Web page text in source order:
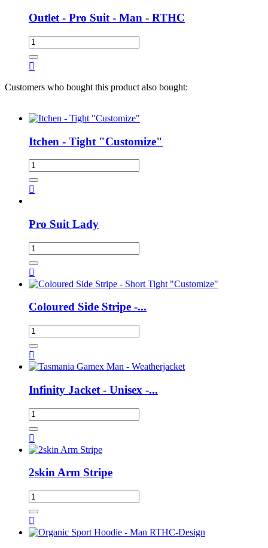
Outlet - Pro Suit - Man - RTHC

Customers who bought this product also bought:
Itchen - Tight "Customize"

Pro Suit Lady

Coloured Side Stripe -...

Infinity Jacket - Unisex -...

2skin Arm Stripe
